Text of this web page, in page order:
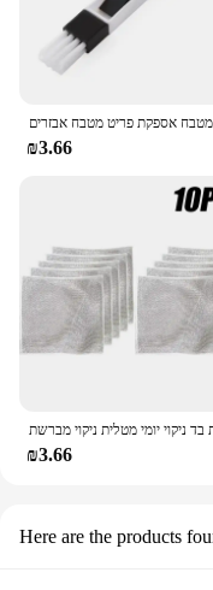
₪3.66
₪3.66
Here are the products